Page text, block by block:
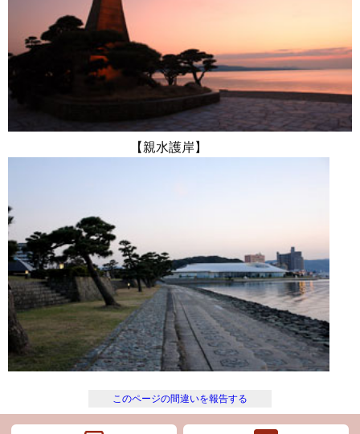
【親水護岸】
このページの間違いを報告する